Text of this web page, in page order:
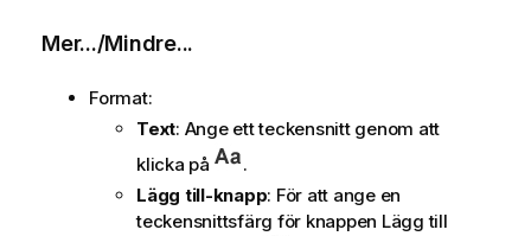
Mer.../Mindre...
Format:
Text: Ange ett teckensnitt genom att
klicka på
.
Lägg till-knapp: För att ange en
teckensnittsfärg för knappen Lägg till